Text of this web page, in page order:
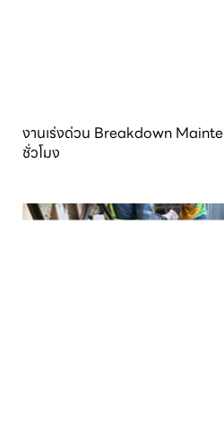
งานเร่งด่วน Breakdown
ชั่วโมง